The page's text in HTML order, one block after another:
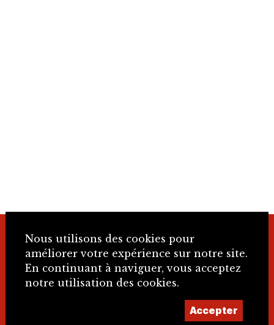
+41 32 466 92 57
info@sje.ch
Nous utilisons des cookies pour
améliorer votre expérience sur notre site.
En continuant à naviguer, vous acceptez
notre utilisation des cookies.
Accepter